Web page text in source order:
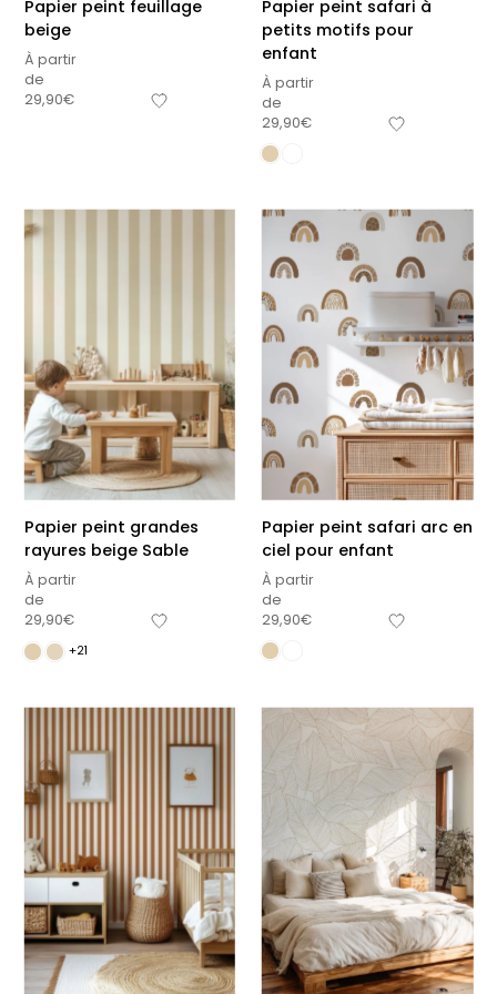
Papier peint feuillage
beige
À partir
de
29,90€
Papier peint safari à
petits motifs pour
enfant
À partir
de
29,90€
Papier peint grandes
rayures beige Sable
À partir
de
29,90€
+21
Papier peint safari arc en
ciel pour enfant
À partir
de
29,90€